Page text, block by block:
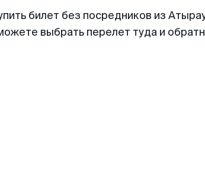
билет без посредников из
выбрать перелет туда и